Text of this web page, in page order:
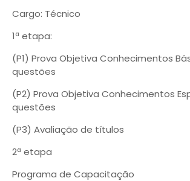
Cargo: Técnico
1ª etapa:
(P1) Prova Objetiva Conhecimentos
questões
(P2) Prova Objetiva Conhecimentos
questões
(P3) Avaliação de títulos
2ª etapa
Programa de Capacitação